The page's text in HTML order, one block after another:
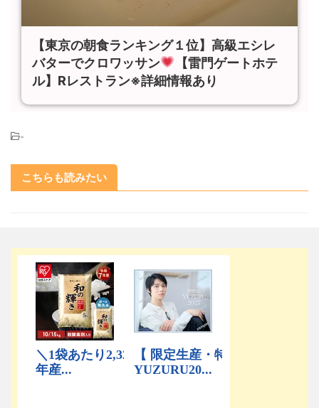
【東京の朝食ランキング１位】高級エシレ
バターでクロワッサン
【雷門ゲートホテ
ル】Rレストラン※詳細情報あり
-
こちらも読みたい